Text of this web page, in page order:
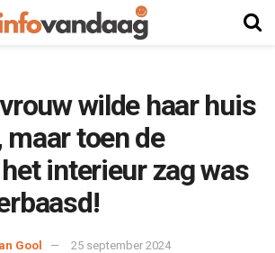
wilde haar huis
toen de
interieur zag was
Gool 25 september 2024